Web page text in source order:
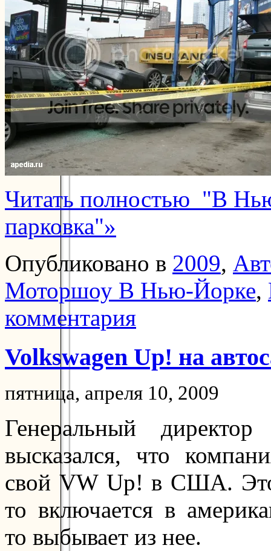
Читать полностью "В
парковка"»
Опубликовано в 2009,
Моторшоу В Нью-Йорке,
комментария
Volkswagen Up! на
пятница, апреля 10, 2009
Генеральный
высказался, что
свой VW Up! в США.
то включается в
то выбывает из нее.